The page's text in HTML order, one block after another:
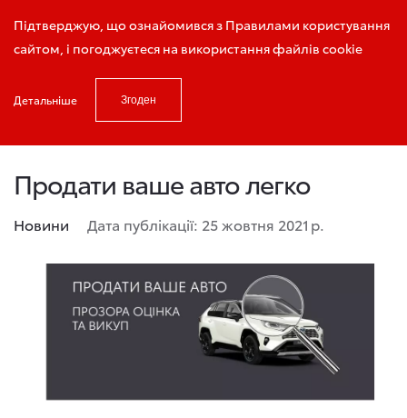
Підтверджую, що ознайомився з Правилами користування
сайтом, і погоджуєтеся на використання файлів cookie
Детальніше Згоден
Запис на тест - драйв
Продати ваше авто легко
Новини Дата публікації: 25 жовтня 2021 р.